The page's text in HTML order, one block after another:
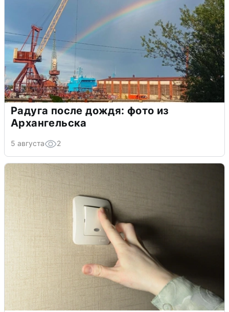
Радуга после дождя: фото из
Архангельска
5 августа 2